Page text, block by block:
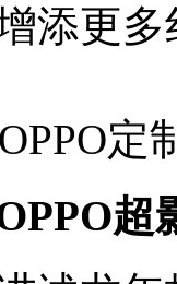
添更
OPPO定